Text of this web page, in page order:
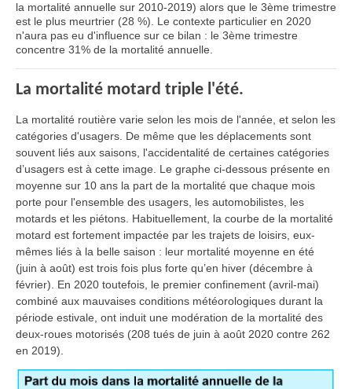
la mortalité annuelle sur 2010-2019) alors que le 3ème trimestre
est le plus meurtrier (28 %). Le contexte particulier en 2020
n'aura pas eu d'influence sur ce bilan : le 3ème trimestre
concentre 31% de la mortalité annuelle.
La mortalité motard triple l'été.
La mortalité routière varie selon les mois de l'année, et selon les
catégories d'usagers. De même que les déplacements sont
souvent liés aux saisons, l'accidentalité de certaines catégories
d’usagers est à cette image. Le graphe ci-dessous présente en
moyenne sur 10 ans la part de la mortalité que chaque mois
porte pour l'ensemble des usagers, les automobilistes, les
motards et les piétons. Habituellement, la courbe de la mortalité
motard est fortement impactée par les trajets de loisirs, eux-
mêmes liés à la belle saison : leur mortalité moyenne en été
(juin à août) est trois fois plus forte qu’en hiver (décembre à
février). En 2020 toutefois, le premier confinement (avril-mai)
combiné aux mauvaises conditions météorologiques durant la
période estivale, ont induit une modération de la mortalité des
deux-roues motorisés (208 tués de juin à août 2020 contre 262
en 2019).